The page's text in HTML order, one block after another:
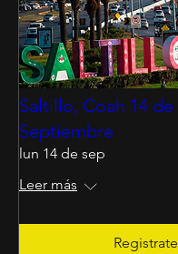
Saltillo, Coah 14 de
Septiembre
lun 14 de sep
Leer más
Registrate